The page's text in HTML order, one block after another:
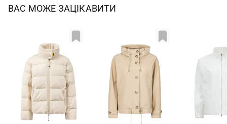
ВАС МОЖЕ ЗАЦІКАВИТИ